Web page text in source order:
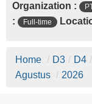
Organization :
:
Full-time
Home / D3 / D4 /
Agustus / 2026